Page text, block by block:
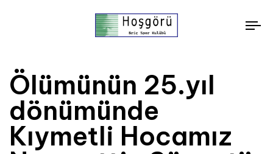
Ölümünün 25.yıl
dönümünde
Kıymetli Hocamız